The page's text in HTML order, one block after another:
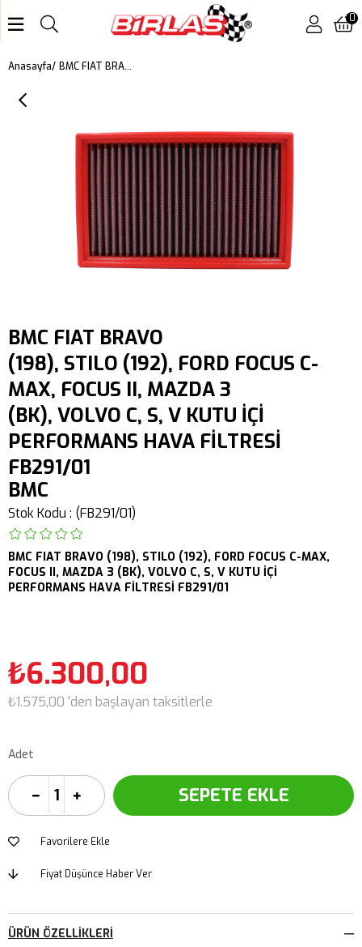
0
Anasayfa BMC FIAT BRAVO (198), STILO (192), FORD FOCUS C-MAX, FOCUS II, MAZDA 3 (BK), VOLVO C, S, V KUTU İÇİ PERFORMANS HAVA FİLTRESİ FB291/01
BMC FIAT BRAVO
(198), STILO (192), FORD FOCUS C-
MAX, FOCUS II, MAZDA 3
(BK), VOLVO C, S, V KUTU İÇİ
PERFORMANS HAVA FİLTRESİ
FB291/01
BMC
Stok Kodu (FB291/01)
BMC FIAT BRAVO (198), STILO (192), FORD FOCUS C-MAX,
FOCUS II, MAZDA 3 (BK), VOLVO C, S, V KUTU İÇİ
PERFORMANS HAVA FİLTRESİ FB291/01
₺6.300,00
₺1.575,00 'den başlayan taksitlerle
Adet
Favorilere Ekle
Fiyat Düşünce Haber Ver
ÜRÜN ÖZELLIKLERI